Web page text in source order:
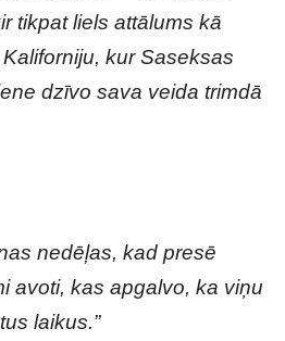
tikpat liels attālums kā
kur Saseksas
dzīvo sava veida trimdā
nedēļas, kad presē
avoti, kas apgalvo, ka viņu
laikus.”